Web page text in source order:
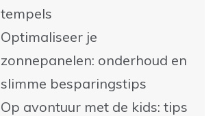
tempels
Optimaliseer je
zonnepanelen: onderhoud en
slimme besparingstips
Op avontuur met de kids: tips